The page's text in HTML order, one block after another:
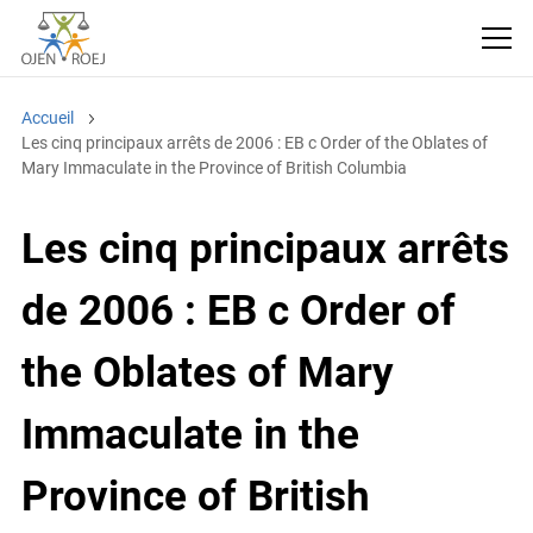
Accueil
Les cinq principaux arrêts de 2006 : EB c Order of the Oblates of
Mary Immaculate in the Province of British Columbia
Les cinq principaux
arrêts de 2006 : EB c
Order of the Oblates of
Mary Immaculate in the
Province of British